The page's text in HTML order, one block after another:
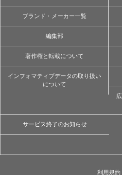
ブランド・メーカー一覧
編集部
著作権と転載について
インフォマティブデータの取り扱い
について
サービス終了のお知らせ
利用規約